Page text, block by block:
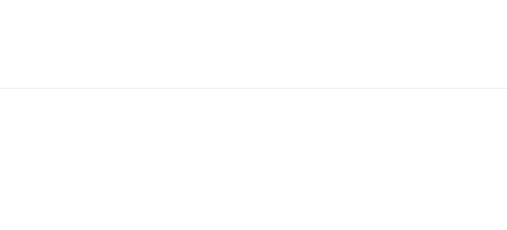
면 한 번 아니라 다섯 번도 해줄 수 있었다. 선우는 밤마다 부하 직원인